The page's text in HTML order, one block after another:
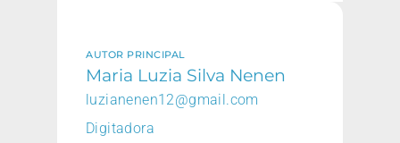
AUTOR PRINCIPAL
Maria Luzia Silva Nenen
luzianenen12@gmail.com
Digitadora